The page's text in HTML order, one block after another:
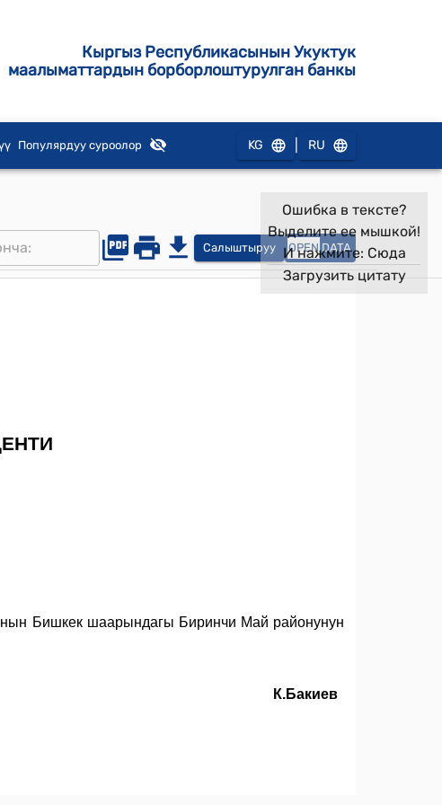
Кыргыз Республикасынын Укуктук
маалыматтардын борборлоштурулган банкы
Популярдуу суроолор KG RU
Салыштыруу OPEN DATA
Ошибка в тексте?
Выделите ее мышкой!
И нажмите: Сюда
Загрузить цитату